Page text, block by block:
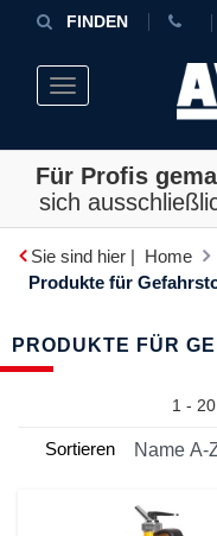
FINDEN
Toggle navigation
Für Profis
sich
Sie sind hier | Home
Produkte für
PRODUKTE FÜR
1 -
Sortieren